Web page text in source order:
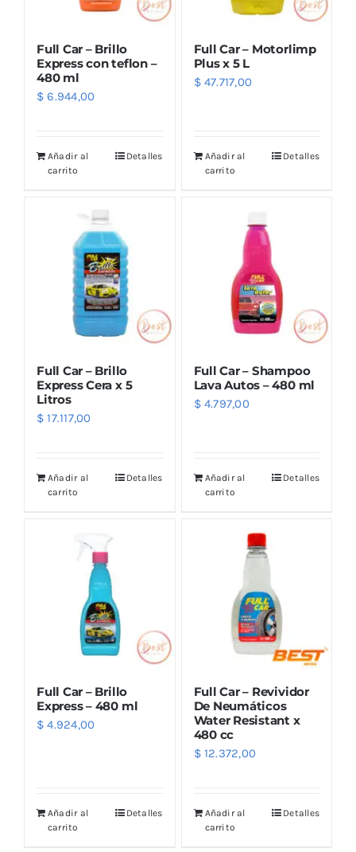
Full Car – Brillo
Express con teflon –
480 ml
$ 6.944,00
Añadir al
carrito
Detalles
Full Car – Motorlimp
Plus x 5 L
$47.717,00
Añadir al
carrito
Detalles
Full Car – Brillo
Express Cera x 5
Litros
$ 17.117,00
Añadir al
carrito
Detalles
Full Car – Shampoo
Lava Autos – 480 ml
$4.797,00
Añadir al
carrito
Detalles
Full Car – Brillo
Express – 480 ml
$ 4.924,00
Añadir al
carrito
Detalles
Full Car – Revividor
De Neumáticos
Water Resistant x
480 cc
$12.372,00
Añadir al
carrito
Detalles